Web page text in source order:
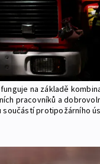
na základě
pracovníků a
protipožárního